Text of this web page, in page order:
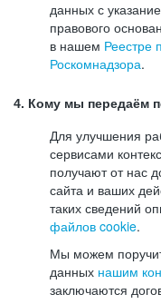
данных с
правового
в нашем Реестре
Роскомнадзора.
4. Кому мы передаём
Для улучшения
сервисами
получают от нас
сайта и ваших
таких сведений
файлов cookie.
Мы можем
данных нашим
заключаются